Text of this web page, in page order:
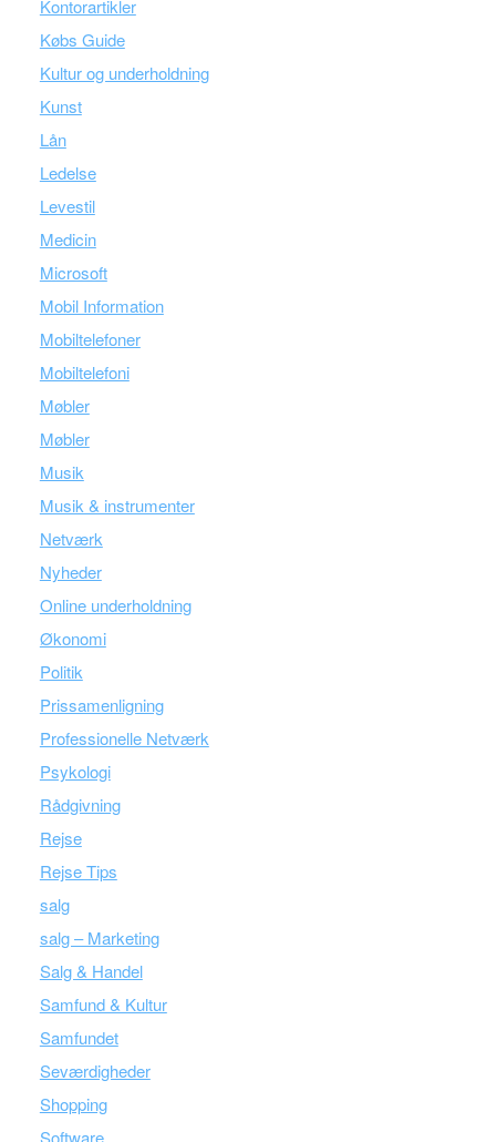
Kontorartikler
Købs Guide
Kultur og underholdning
Kunst
Lån
Ledelse
Levestil
Medicin
Microsoft
Mobil Information
Mobiltelefoner
Mobiltelefoni
Møbler
Møbler
Musik
Musik & instrumenter
Netværk
Nyheder
Online underholdning
Økonomi
Politik
Prissamenligning
Professionelle Netværk
Psykologi
Rådgivning
Rejse
Rejse Tips
salg
salg – Marketing
Salg & Handel
Samfund & Kultur
Samfundet
Seværdigheder
Shopping
Software